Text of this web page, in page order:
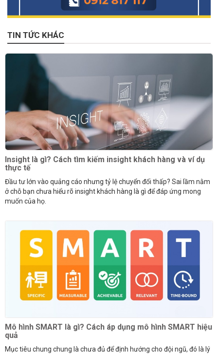
TIN TỨC KHÁC
Insight là gì? Cách tìm kiếm insight khách hàng và ví dụ
thực tế
Đầu tư lớn vào quảng cáo nhưng tỷ lệ chuyển đổi thấp? Sai lầm nằm
ở chỗ bạn chưa hiểu rõ insight khách hàng là gì để đáp ứng mong
muốn của họ.
Mô hình SMART là gì? Cách áp dụng mô hình SMART hiệu
quả
Mục tiêu chung chung là chưa đủ để định hướng cho đội ngũ, đó là lý